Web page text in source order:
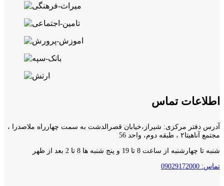
اطلاعات تماس
آدرس دفتر مرکزی: شیراز،خیابان قصرالدشت به سمت چهارراه ملاصدرا ،
مجتمع آناهیتا۲ ، طبقه دوم، واحد 56
شنبه تا چهارشنبه از ساعت 8 تا 19 و پنج شنبه ها 8 تا 2 بعد از ظهر
تماس: 09029172000